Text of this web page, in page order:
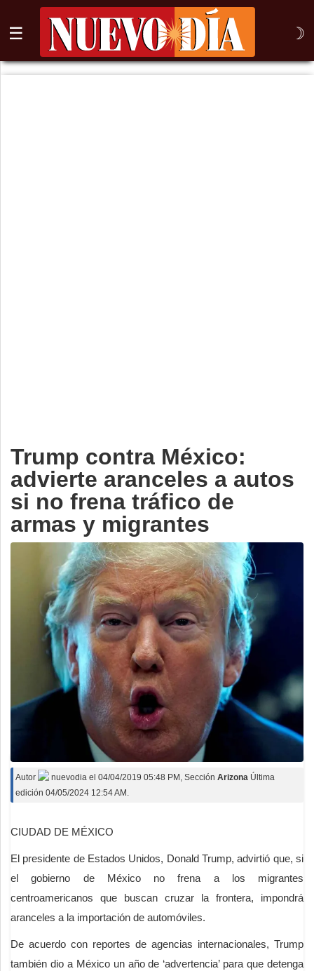
☰ ☽
⌕
Trump contra México:
advierte aranceles a autos
si no frena tráfico de
armas y migrantes
Autor nuevodia el 04/04/2019 05:48 PM , Sección Arizona Última
edición 04/05/2024 12:54 AM.
CIUDAD DE MÉXICO
El presidente de Estados Unidos, Donald Trump, advirtió que, si
el gobierno de México no frena a los migrantes
centroamericanos que buscan cruzar la frontera, impondrá
aranceles a la importación de automóviles.
De acuerdo con reportes de agencias internacionales, Trump
también dio a México un año de ‘advertencia’ para que detenga